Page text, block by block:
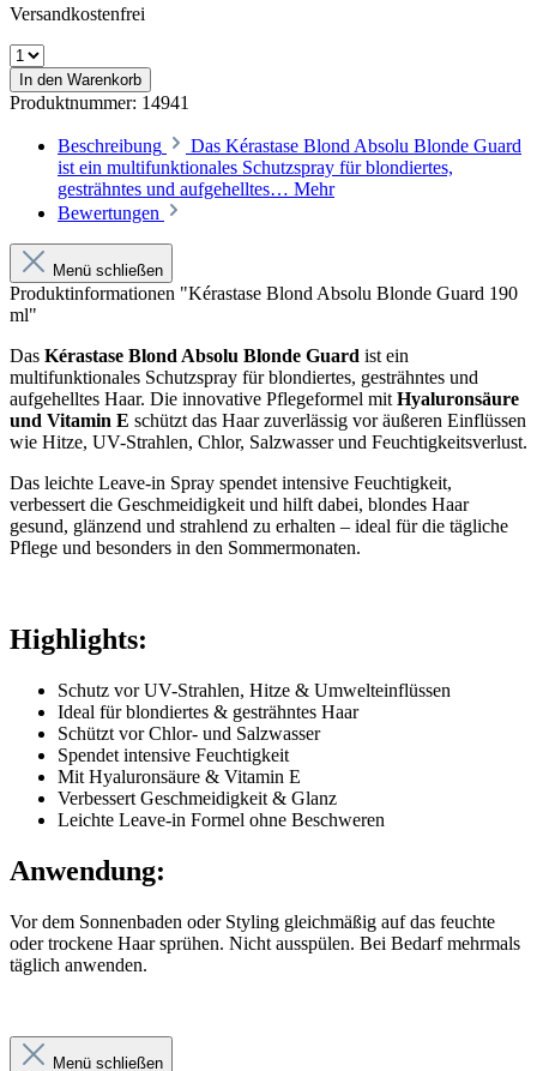
Versandkostenfrei
In den Warenkorb
Produktnummer: 14941
Beschreibung
Das Kérastase Blond Absolu Blonde Guard
ist ein multifunktionales Schutzspray für blondiertes,
gesträhntes und aufgehelltes… Mehr
Bewertungen
Menü schließen
Produktinformationen "Kérastase Blond Absolu Blonde Guard 190
ml"
Das Kérastase Blond Absolu Blonde Guard ist ein
multifunktionales Schutzspray für blondiertes, gesträhntes und
aufgehelltes Haar. Die innovative Pflegeformel mit Hyaluronsäure
und Vitamin E schützt das Haar zuverlässig vor äußeren Einflüssen
wie Hitze, UV-Strahlen, Chlor, Salzwasser und Feuchtigkeitsverlust.
Das leichte Leave-in Spray spendet intensive Feuchtigkeit,
verbessert die Geschmeidigkeit und hilft dabei, blondes Haar
gesund, glänzend und strahlend zu erhalten – ideal für die tägliche
Pflege und besonders in den Sommermonaten.
Highlights:
Schutz vor UV-Strahlen, Hitze & Umwelteinflüssen
Ideal für blondiertes & gesträhntes Haar
Schützt vor Chlor- und Salzwasser
Spendet intensive Feuchtigkeit
Mit Hyaluronsäure & Vitamin E
Verbessert Geschmeidigkeit & Glanz
Leichte Leave-in Formel ohne Beschweren
Anwendung:
Vor dem Sonnenbaden oder Styling gleichmäßig auf das feuchte
oder trockene Haar sprühen. Nicht ausspülen. Bei Bedarf mehrmals
täglich anwenden.
Menü schließen